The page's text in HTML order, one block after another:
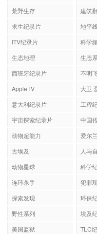
荒野生存
建筑
求生纪录片
地平
ITV纪录片
科学
生态地理
生态
西班牙纪录片
不明
AppleTV
大卫·
意大利纪录片
工程
宇宙探索纪录片
中国
动物超能力
爱尔
古埃及
人与
动物星球
科学
连环杀手
犯罪
探索发现
环保
野性系列
埃及
美国监狱
TLC